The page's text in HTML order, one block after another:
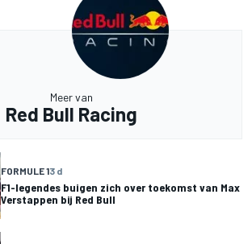
Meer van
Red Bull Racing
FORMULE 13 d
F1-legendes buigen zich over toekomst van Max
Verstappen bij Red Bull